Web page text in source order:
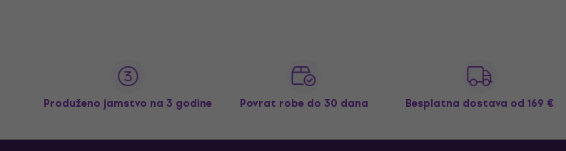
Produženo jamstvo na 3 godine Povrat robe do 30 dana Besplatna dostava od 169 €